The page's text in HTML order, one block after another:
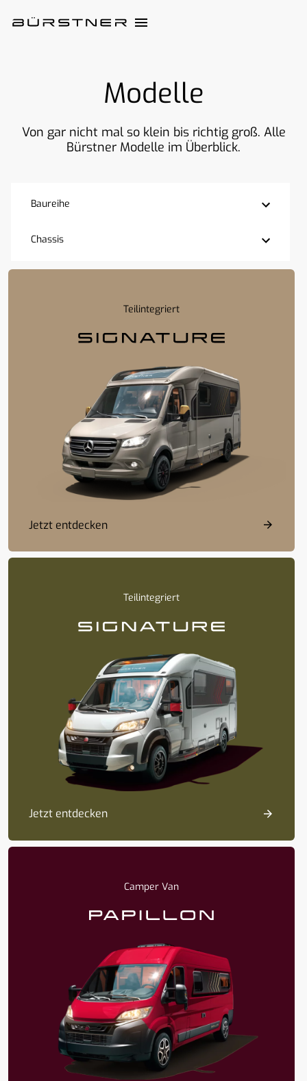
Modelle
Von gar nicht mal so klein bis richtig groß. Alle
Bürstner Modelle im Überblick.
Baureihe
Chassis
Teilintegriert
Jetzt entdecken
Teilintegriert
Jetzt entdecken
Camper Van